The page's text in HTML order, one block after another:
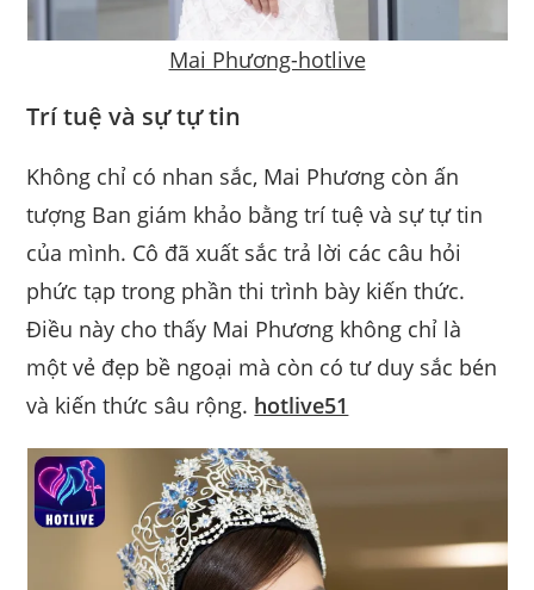
Mai Phương-hotlive
Trí tuệ và sự tự tin
Không chỉ có nhan sắc, Mai Phương còn ấn
tượng Ban giám khảo bằng trí tuệ và sự tự tin
của mình. Cô đã xuất sắc trả lời các câu hỏi
phức tạp trong phần thi trình bày kiến thức.
Điều này cho thấy Mai Phương không chỉ là
một vẻ đẹp bề ngoại mà còn có tư duy sắc bén
và kiến thức sâu rộng. hotlive51